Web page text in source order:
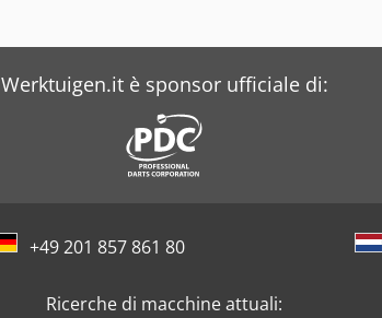
Werktuigen.it è sponsor ufficiale di:
+49 201 857 861 80
Ricerche di macchine attuali: